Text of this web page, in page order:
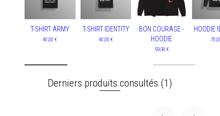
T-SHIRT ARMY
40,00 €
T-SHIRT IDENTITY
40,00 €
BON COURAGE -
HOODIE
59,90 €
HOODIE
Derniers produits consultés (1)